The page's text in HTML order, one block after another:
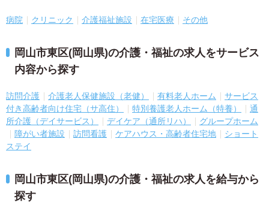
病院 クリニック 介護福祉施設 在宅医療 その他
岡山市東区(岡山県)の介護・福祉の求人をサービス
内容から探す
訪問介護 介護老人保健施設（老健） 有料老人ホーム
サービス
付き高齢者向け住宅（サ高住）
特別養護老人ホーム（特養）
通
所介護（デイサービス）
デイケア（通所リハ）
グループホーム
障がい者施設
訪問看護 ケアハウス・高齢者住宅地
ショート
ステイ
岡山市東区(岡山県)の介護・福祉の求人を給与から
探す